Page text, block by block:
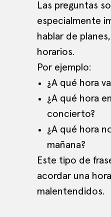
Las preguntas
especialmente
hablar de
horarios.
Por ejemplo:
¿A qué hora
¿A qué hora
concierto?
¿A qué hora
mañana?
Este tipo de
acordar una
malentendidos.